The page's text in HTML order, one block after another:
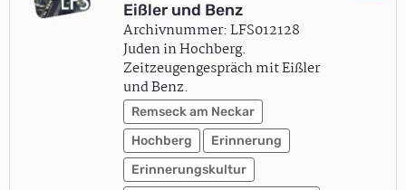
Eißler und Benz
Archivnummer: LFS012128
Juden in Hochberg.
Zeitzeugengespräch mit Eißler
und Benz.
Remseck am Neckar
Hochberg
Erinnerung
Erinnerungskultur